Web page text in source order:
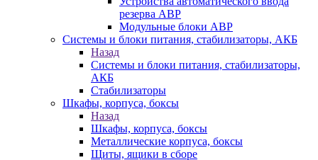
резерва АВР
Модульные блоки АВР
Системы и блоки питания, стабилизаторы, АКБ
Назад
Системы и блоки питания, стабилизаторы,
АКБ
Стабилизаторы
Шкафы, корпуса, боксы
Назад
Шкафы, корпуса, боксы
Металлические корпуса, боксы
Щиты, ящики в сборе